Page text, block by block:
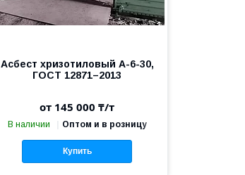
Асбест хризотиловый А-6-30,
ГОСТ 12871–2013
от 145 000 ₸/т
В наличии Оптом и в розницу
Купить